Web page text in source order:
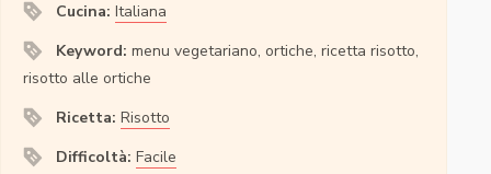
Cucina:Italiana
Keyword:menu vegetariano, ortiche, ricetta risotto,
risotto alle ortiche
Ricetta:Risotto
Difficoltà:Facile